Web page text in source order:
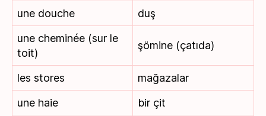
une douche
duş
une cheminée (sur le
toit)
şömine (çatıda)
les stores
mağazalar
une haie
bir çit